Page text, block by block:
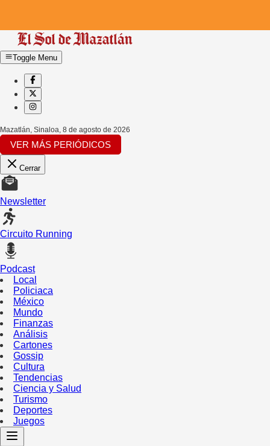
Toggle Menu
Mazatlán, Sinaloa, 8 de agosto de 2026
VER MÁS PERIÓDICOS
Cerrar
Newsletter
Circuito Running
Podcast
Local
Policiaca
México
Mundo
Finanzas
Análisis
Cartones
Gossip
Cultura
Tendencias
Ciencia y Salud
Turismo
Deportes
Juegos